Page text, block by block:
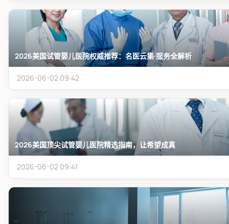
2026美国试管婴儿医院权威推荐：名医云集·服务全解析
2026-06-02 09:42
2026美国顶尖试管婴儿医院精选指南，让希望成真
2026-06-02 09:41